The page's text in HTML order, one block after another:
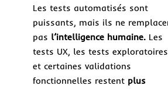
Les tests automatisés sont
puissants, mais ils ne
pas l’intelligence humaine.Les
tests UX, les tests exploratoires
et certaines validations
fonctionnelles restent plus